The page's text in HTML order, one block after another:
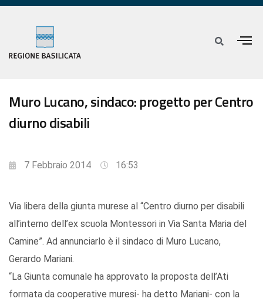
Muro Lucano, sindaco: progetto per Centro
diurno disabili
7 Febbraio 2014 16:53
Via libera della giunta murese al “Centro diurno per disabili
all’interno dell’ex scuola Montessori in Via Santa Maria del
Camine”. Ad annunciarlo è il sindaco di Muro Lucano,
Gerardo Mariani.
“La Giunta comunale ha approvato la proposta dell’Ati
formata da cooperative muresi- ha detto Mariani- con la